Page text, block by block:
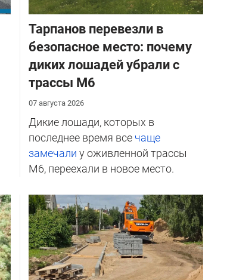
Тарпанов перевезли в
безопасное место: почему
диких лошадей убрали с
трассы М6
07 августа 2026
Дикие лошади, которых в
последнее время все чаще
замечали у оживленной трассы
М6, переехали в новое место.